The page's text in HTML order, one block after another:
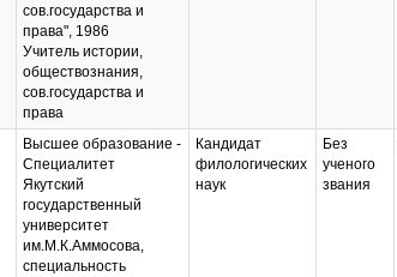
сов.государства и
права", 1986
Учитель истории,
обществознания,
сов.государства и
права
Высшее образование -
Специалитет
Якутский
государственный
университет
им.М.К.Аммосова,
специальность
Кандидат
филологических
наук
Без
ученого
звания